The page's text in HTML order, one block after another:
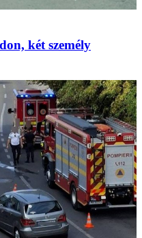
két személy